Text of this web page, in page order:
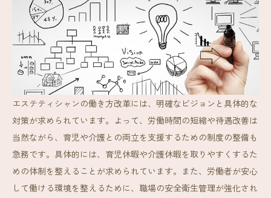
エステティシャンの働き方改革には、明確なビジョンと具体的な
対策が求められています。よって、労働時間の短縮や待遇改善は
当然ながら、育児や介護との両立を支援するための制度の整備も
急務です。具体的には、育児休暇や介護休暇を取りやすくするた
めの体制を整えることが求められています。また、労働者が安心
して働ける環境を整えるために、職場の安全衛生管理が強化され